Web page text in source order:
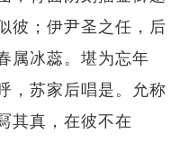
彼；伊尹圣之任，后
属冰蕊。堪为忘年
，苏家后唱是。允称
其真，在彼不在